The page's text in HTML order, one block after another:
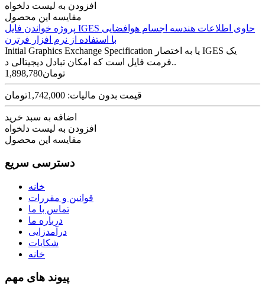
افزودن به لیست دلخواه
مقایسه این محصول
پروژه خواندن فایل IGES حاوی اطلاعات هندسه اجسام هوافضایی
با استفاده از نرم افزار فرترن
Initial Graphics Exchange Specification یا به اختصار IGES یک
فرمت فایل است که امکان تبادل دیجیتالی د..
1,898,780تومان
قیمت بدون مالیات: 1,742,000تومان
اضافه به سبد خرید
افزودن به لیست دلخواه
مقایسه این محصول
دسترسی سریع
خانه
قوانین و مقررات
تماس با ما
درباره ما
درآمدزایی
شکایات
خانه
پیوند های مهم